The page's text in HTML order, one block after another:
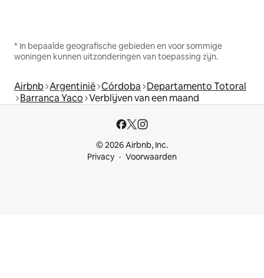
* In bepaalde geografische gebieden en voor sommige
woningen kunnen uitzonderingen van toepassing zijn.
Airbnb Argentinië Córdoba Departamento Totoral
Barranca Yaco Verblijven van een maand
© 2026 Airbnb, Inc.
Privacy
Voorwaarden